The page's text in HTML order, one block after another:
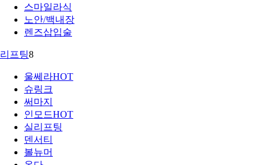
스마일라식
노안/백내장
렌즈삽입술
리프팅8
울쎄라HOT
슈링크
써마지
인모드HOT
실리프팅
덴서티
볼뉴머